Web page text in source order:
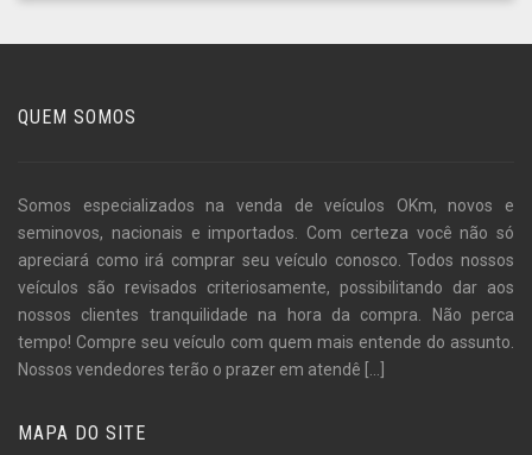
QUEM SOMOS
Somos especializados na venda de veículos OKm, novos e
seminovos, nacionais e importados. Com certeza você não só
apreciará como irá comprar seu veículo conosco. Todos nossos
veículos são revisados criteriosamente, possibilitando dar aos
nossos clientes tranquilidade na hora da compra. Não perca
tempo! Compre seu veículo com quem mais entende do assunto.
Nossos vendedores terão o prazer em atendê
MAPA DO SITE